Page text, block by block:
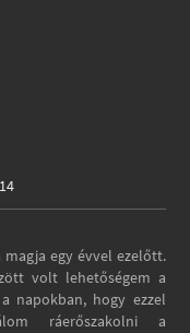
egy évvel ezelőtt.
volt lehetőségem a
napokban, hogy ezzel
ráerőszakolni a